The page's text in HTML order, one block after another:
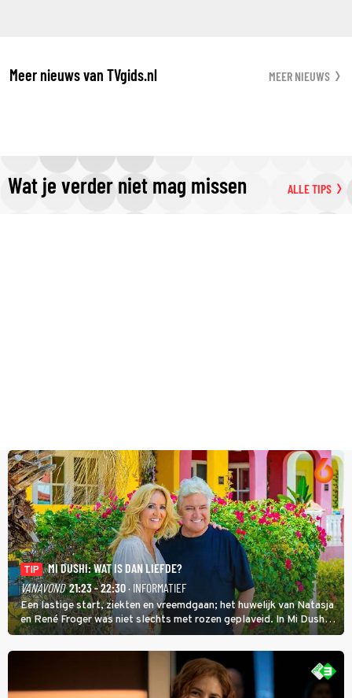
Meer nieuws van TVgids.nl MEER NIEUWS
Wat je verder niet mag missen ALLE TIPS
TIP
MI DUSHI: WAT IS DAN LIEFDE?
VANAVOND 21:23 - 22:30 · INFORMATIEF
Een lastige start, ziekten en vreemdgaan; het huwelijk van Natasja
en René Froger was niet slechts met rozen geplaveid. In Mi Dushi:
Wat Is Dan Liefde? neemt Wilfred Genee het showbizzkoppel mee
uit vissen om het over de liefde te hebben.